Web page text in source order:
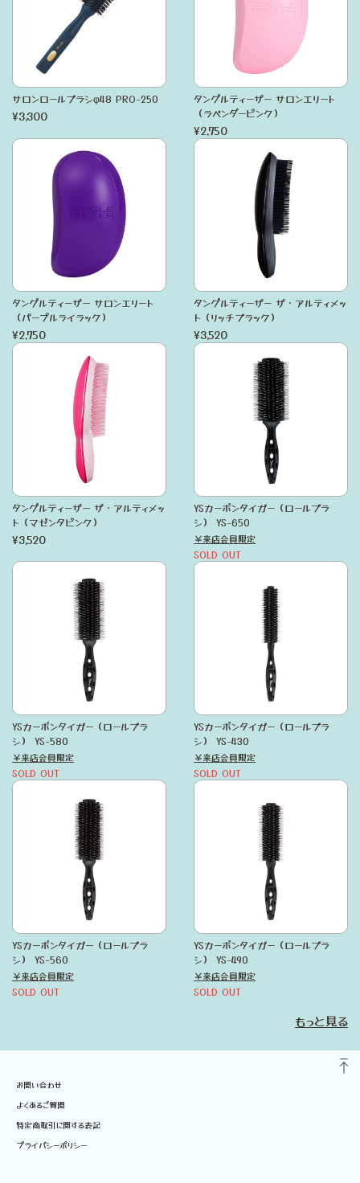
サロンロールブラシφ48 PRO-250
¥3,300
タングルティーザー サロンエリート
（ラベンダーピンク）
¥2,750
タングルティーザー サロンエリート
（パープルライラック）
¥2,750
タングルティーザー ザ・アルティメッ
ト（リッチブラック）
¥3,520
タングルティーザー ザ・アルティメッ
ト（マゼンタピンク）
¥3,520
YSカーボンタイガー（ロールブラ
シ） YS-650
￥来店会員限定
SOLD OUT
YSカーボンタイガー（ロールブラ
シ） YS-580
￥来店会員限定
SOLD OUT
YSカーボンタイガー（ロールブラ
シ） YS-430
￥来店会員限定
SOLD OUT
YSカーボンタイガー（ロールブラ
シ） YS-560
￥来店会員限定
SOLD OUT
YSカーボンタイガー（ロールブラ
シ） YS-490
￥来店会員限定
SOLD OUT
もっと見る
お問い合わせ
よくあるご質問
特定商取引に関する表記
プライバシーポリシー